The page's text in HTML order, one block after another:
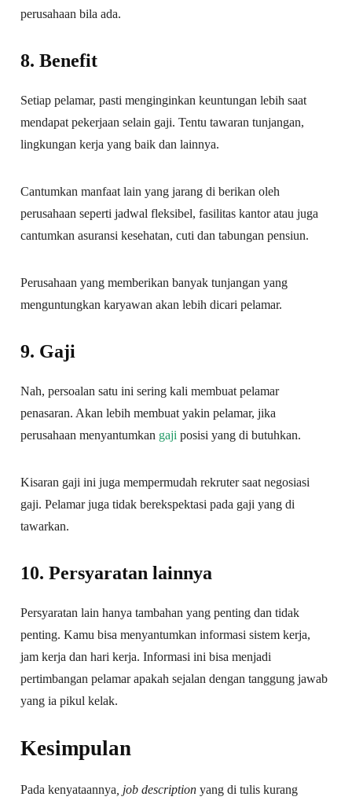
perusahaan bila ada.
8. Benefit
Setiap pelamar, pasti menginginkan keuntungan lebih saat
mendapat pekerjaan selain gaji. Tentu tawaran tunjangan,
lingkungan kerja yang baik dan lainnya.
Cantumkan manfaat lain yang jarang di berikan oleh
perusahaan seperti jadwal fleksibel, fasilitas kantor atau juga
cantumkan asuransi kesehatan, cuti dan tabungan pensiun.
Perusahaan yang memberikan banyak tunjangan yang
menguntungkan karyawan akan lebih dicari pelamar.
9. Gaji
Nah, persoalan satu ini sering kali membuat pelamar
penasaran. Akan lebih membuat yakin pelamar, jika
perusahaan menyantumkan gaji posisi yang di butuhkan.
Kisaran gaji ini juga mempermudah rekruter saat negosiasi
gaji. Pelamar juga tidak berekspektasi pada gaji yang di
tawarkan.
10. Persyaratan lainnya
Persyaratan lain hanya tambahan yang penting dan tidak
penting. Kamu bisa menyantumkan informasi sistem kerja,
jam kerja dan hari kerja. Informasi ini bisa menjadi
pertimbangan pelamar apakah sejalan dengan tanggung jawab
yang ia pikul kelak.
Kesimpulan
Pada kenyataannya , job descriptionyang di tulis kurang